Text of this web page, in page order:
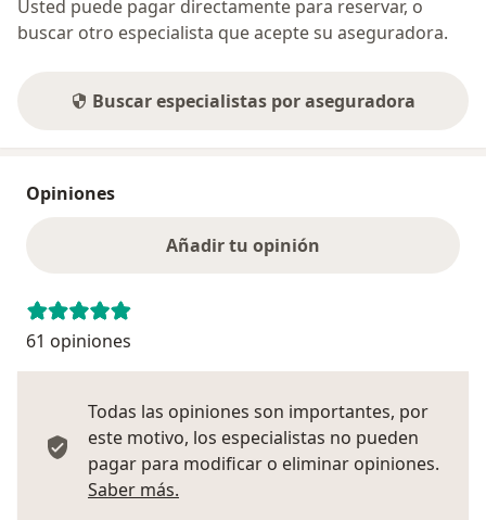
Usted puede pagar directamente para reservar, o
buscar otro especialista que acepte su aseguradora.
Buscar especialistas por aseguradora
Opiniones
Añadir tu opinión
61 opiniones
Todas las opiniones son importantes, por
este motivo, los especialistas no pueden
pagar para modificar o eliminar opiniones.
Saber más.